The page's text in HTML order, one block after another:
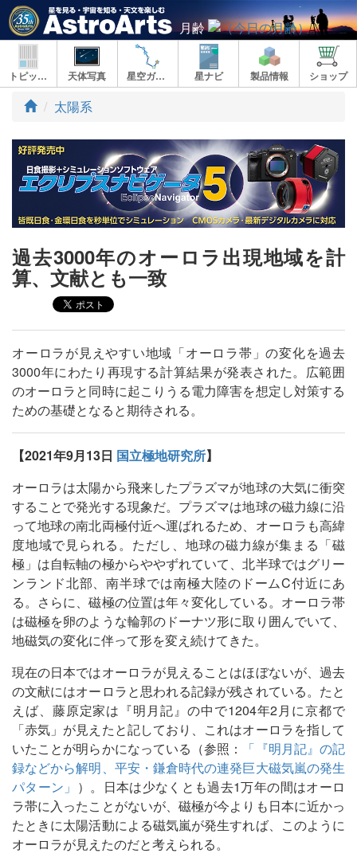
月齢
トピックス 天体写真 星空ガイド 星ナビ 製品情報 ショップ
ト
プ
太陽系
過去3000年のオーロラ出現地域を計
算、文献とも一致
オーロラが見えやすい地域「オーロラ帯」の変化を過去
3000年にわたり再現する計算結果が発表された。広範囲
のオーロラと同時に起こりうる電力障害を想定し対策する
ための基礎となると期待される。
【2021年9月13日 国立極地研究所】
オーロラは太陽から飛来したプラズマが地球の大気に衝突
することで発光する現象だ。プラズマは地球の磁力線に沿
って地球の南北両極付近へ運ばれるため、オーロラも高緯
度地域で見られる。ただし、地球の磁力線が集まる「磁
極」は自転軸の極からややずれていて、北半球ではグリー
ンランド北部、南半球では南極大陸のドームC付近にあ
る。さらに、磁極の位置は年々変化している。オーロラ帯
は磁極を卵のような輪郭のドーナツ形に取り囲んでいて、
地磁気の変化に伴って形を変え続けてきた。
現在の日本ではオーロラが見えることはほぼないが、過去
の文献にはオーロラと思われる記録が残されている。たと
えば、藤原定家は『明月記』の中で1204年2月に京都で
「赤気」が見えたと記しており、これはオーロラを指して
いたことが明らかになっている（参照：
「『明月記』の記
録などから解明、平安・鎌倉時代の連発巨大磁気嵐の発生
パターン」 ）。日本は少なくとも過去1万年の間はオーロ
ラ帯に入ったことがないが、磁極が今よりも日本に近かっ
たときに太陽活動による磁気嵐が発生すれば、このように
オーロラが見えたのだと考えられる。